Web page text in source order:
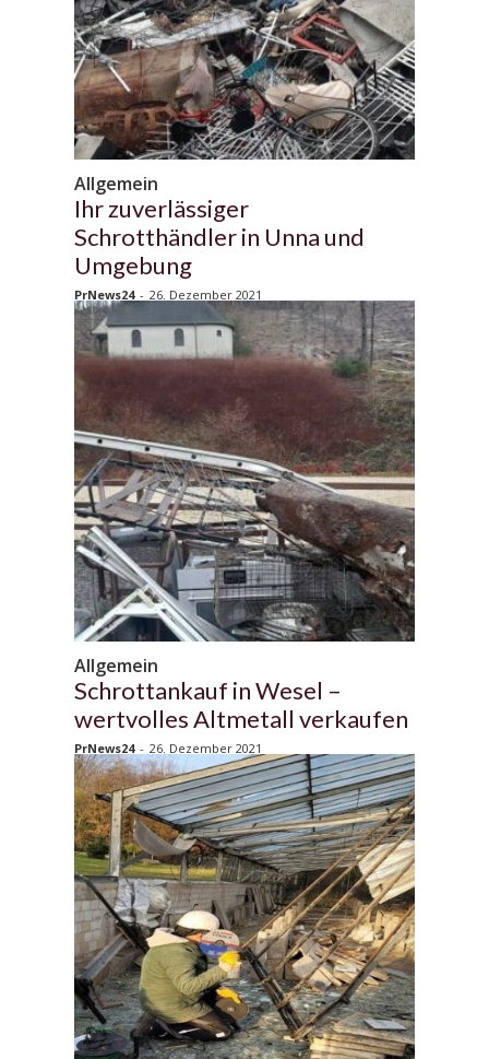
Allgemein
Ihr zuverlässiger
Schrotthändler in Unna und
Umgebung
PrNews24 - 26. Dezember 2021
Allgemein
Schrottankauf in Wesel –
wertvolles Altmetall verkaufen
PrNews24 - 26. Dezember 2021